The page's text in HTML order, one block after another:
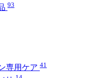
93
専用ケア 41